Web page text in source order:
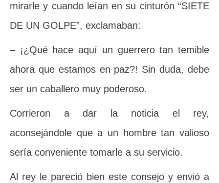
mirarle y cuando leían en su cinturón “SIETE
DE UN GOLPE”, exclamaban:
– ¡¿Qué hace aquí un guerrero tan temible
ahora que estamos en paz?! Sin duda, debe
ser un caballero muy poderoso.
Corrieron a dar la noticia el rey,
aconsejándole que a un hombre tan valioso
sería conveniente tomarle a su servicio.
Al rey le pareció bien este consejo y envió a